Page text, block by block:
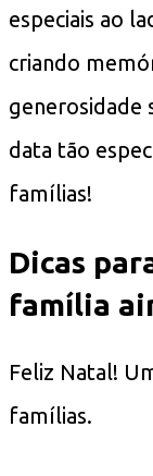
especiais ao
criando
generosidade
data tão
famílias!
Dicas
família
Feliz Natal!
famílias.